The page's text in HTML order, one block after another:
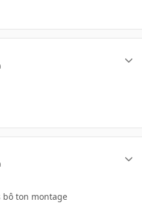
bô ton montage